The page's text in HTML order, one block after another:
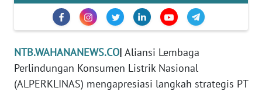
NTB.WAHANANEWS.CO| Aliansi Lembaga
Perlindungan Konsumen Listrik Nasional
(ALPERKLINAS) mengapresiasi langkah strategis PT
Regional
SUMUT